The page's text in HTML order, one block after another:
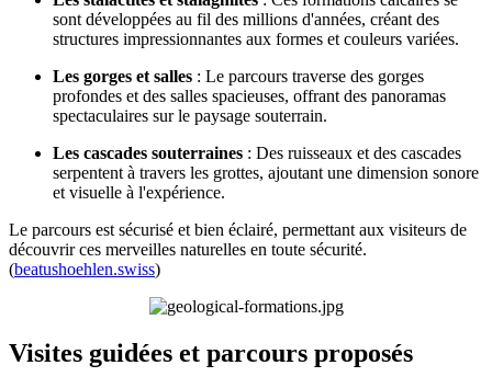
sont développées au fil des millions d'années, créant des
structures impressionnantes aux formes et couleurs variées.
Les gorges et salles : Le parcours traverse des gorges
profondes et des salles spacieuses, offrant des panoramas
spectaculaires sur le paysage souterrain.
Les cascades souterraines : Des ruisseaux et des cascades
serpentent à travers les grottes, ajoutant une dimension sonore
et visuelle à l'expérience.
Le parcours est sécurisé et bien éclairé, permettant aux visiteurs de
découvrir ces merveilles naturelles en toute sécurité.
(beatushoehlen.swiss)
Visites guidées et parcours proposés